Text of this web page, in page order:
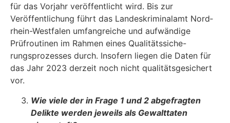
für das Vorjahr veröffentlicht wird. Bis zur
Veröffentlichung führt das Landeskriminalamt Nord­
rhein-Westfalen umfangreiche und aufwändige
Prüfroutinen im Rahmen eines Qualitätssiche-
rungsprozesses durch. Insofern liegen die Daten für
das Jahr 2023 derzeit noch nicht quali­tätsgesichert
vor.
Wie viele der in Frage 1 und 2 abgefragten
Delikte werden jeweils als Gewalttaten